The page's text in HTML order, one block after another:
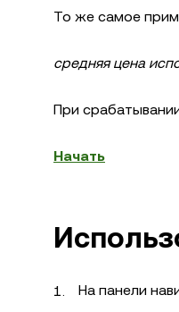
То же самое
средняя цена
При
Начать
На панели